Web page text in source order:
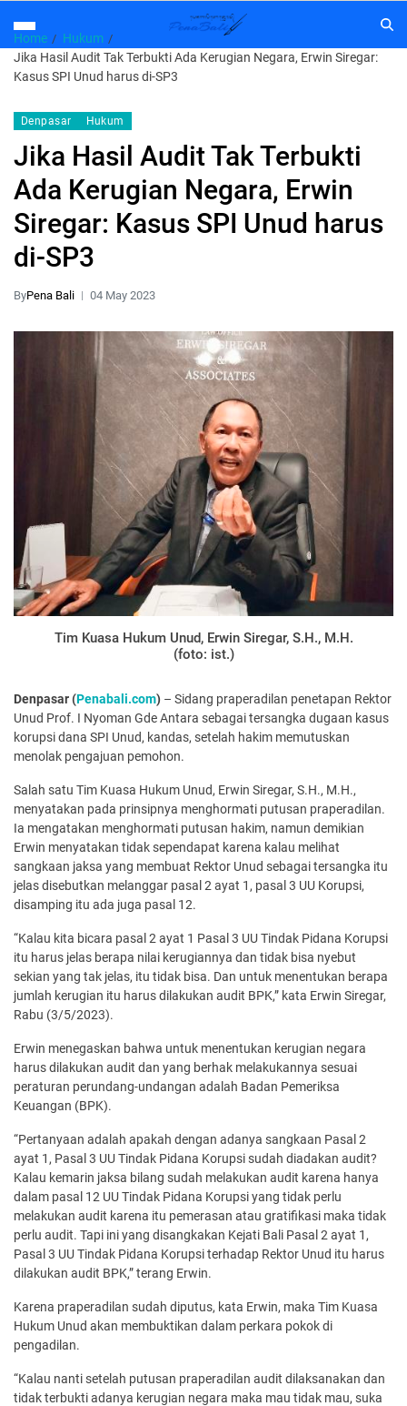
Home
Hukum
Jika Hasil Audit Tak Terbukti Ada Kerugian Negara, Erwin Siregar:
Kasus SPI Unud harus di-SP3
Denpasar Hukum
Jika Hasil Audit Tak Terbukti
Ada Kerugian Negara, Erwin
Siregar: Kasus SPI Unud harus
di-SP3
ByPena Bali 04 May 2023
Tim Kuasa Hukum Unud, Erwin Siregar, S.H., M.H.
(foto: ist.)
Denpasar (Penabali.com) – Sidang praperadilan penetapan Rektor
Unud Prof. I Nyoman Gde Antara sebagai tersangka dugaan kasus
korupsi dana SPI Unud, kandas, setelah hakim memutuskan
menolak pengajuan pemohon.
Salah satu Tim Kuasa Hukum Unud, Erwin Siregar, S.H., M.H.,
menyatakan pada prinsipnya menghormati putusan praperadilan.
Ia mengatakan menghormati putusan hakim, namun demikian
Erwin menyatakan tidak sependapat karena kalau melihat
sangkaan jaksa yang membuat Rektor Unud sebagai tersangka itu
jelas disebutkan melanggar pasal 2 ayat 1, pasal 3 UU Korupsi,
disamping itu ada juga pasal 12.
“Kalau kita bicara pasal 2 ayat 1 Pasal 3 UU Tindak Pidana Korupsi
itu harus jelas berapa nilai kerugiannya dan tidak bisa nyebut
sekian yang tak jelas, itu tidak bisa. Dan untuk menentukan berapa
jumlah kerugian itu harus dilakukan audit BPK,” kata Erwin Siregar,
Rabu (3/5/2023).
Erwin menegaskan bahwa untuk menentukan kerugian negara
harus dilakukan audit dan yang berhak melakukannya sesuai
peraturan perundang-undangan adalah Badan Pemeriksa
Keuangan (BPK).
“Pertanyaan adalah apakah dengan adanya sangkaan Pasal 2
ayat 1, Pasal 3 UU Tindak Pidana Korupsi sudah diadakan audit?
Kalau kemarin jaksa bilang sudah melakukan audit karena hanya
dalam pasal 12 UU Tindak Pidana Korupsi yang tidak perlu
melakukan audit karena itu pemerasan atau gratifikasi maka tidak
perlu audit. Tapi ini yang disangkakan Kejati Bali Pasal 2 ayat 1,
Pasal 3 UU Tindak Pidana Korupsi terhadap Rektor Unud itu harus
dilakukan audit BPK,” terang Erwin.
Karena praperadilan sudah diputus, kata Erwin, maka Tim Kuasa
Hukum Unud akan membuktikan dalam perkara pokok di
pengadilan.
“Kalau nanti setelah putusan praperadilan audit dilaksanakan dan
tidak terbukti adanya kerugian negara maka mau tidak mau, suka